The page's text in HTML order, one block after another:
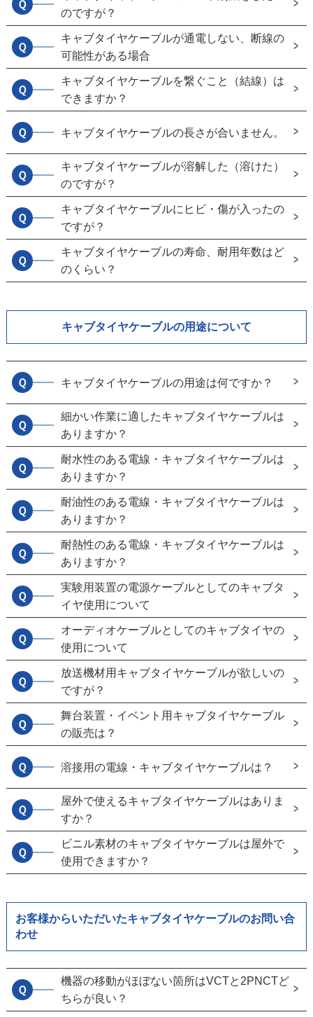
Ｑ
のですが？
Ｑ
キャブタイヤケーブルが通電しない、断線の
可能性がある場合
Ｑ
キャブタイヤケーブルを繋ぐこと（結線）は
できますか？
Ｑ キャブタイヤケーブルの長さが合いません。
Ｑ
キャブタイヤケーブルが溶解した（溶けた）
のですが？
Ｑ
キャブタイヤケーブルにヒビ・傷が入ったの
ですが？
Ｑ
キャブタイヤケーブルの寿命、耐用年数はど
のくらい？
キャブタイヤケーブルの用途について
Ｑ キャブタイヤケーブルの用途は何ですか？
Ｑ
細かい作業に適したキャブタイヤケーブルは
ありますか？
Ｑ
耐水性のある電線・キャブタイヤケーブルは
ありますか？
Ｑ
耐油性のある電線・キャブタイヤケーブルは
ありますか？
Ｑ
耐熱性のある電線・キャブタイヤケーブルは
ありますか？
Ｑ
実験用装置の電源ケーブルとしてのキャブタ
イヤ使用について
Ｑ
オーディオケーブルとしてのキャブタイヤの
使用について
Ｑ
放送機材用キャブタイヤケーブルが欲しいの
ですが？
Ｑ
舞台装置・イベント用キャブタイヤケーブル
の販売は？
Ｑ 溶接用の電線・キャブタイヤケーブルは？
Ｑ
屋外で使えるキャブタイヤケーブルはありま
すか？
Ｑ
ビニル素材のキャブタイヤケーブルは屋外で
使用できますか？
お客様からいただいたキャブタイヤケーブルのお問い合
わせ
Ｑ
機器の移動がほぼない箇所はVCTと2PNCTど
ちらが良い？